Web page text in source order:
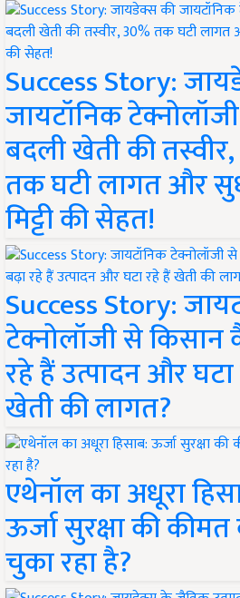
Success Story:
जायटॉनिक
बदली खेती की
तक घटी लागत और
मिट्टी की सेहत!
Success Story:
टेक्नोलॉजी से
रहे हैं उत्पादन और
खेती की लागत?
एथेनॉल का अधूरा
ऊर्जा सुरक्षा की
चुका रहा है?